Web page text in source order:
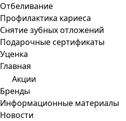
Отбеливание
Профилактика кариеса
Снятие зубных отложений
Подарочные сертификаты
Уценка
Главная
Акции
Бренды
Информационные материалы
Новости